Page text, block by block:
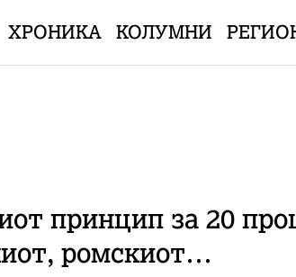
ХРОНИКА КОЛУМНИ
принцип за 20
ромскиот…